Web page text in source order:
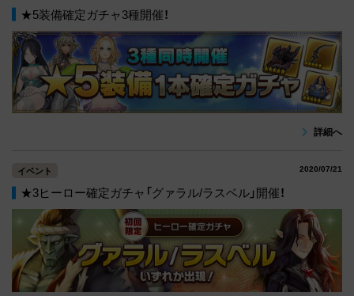
★5装備確定ガチャ3種開催！
詳細へ
イベント 2020/07/21
★3ヒーロー確定ガチャ「グァラル/ラスベル」開催！